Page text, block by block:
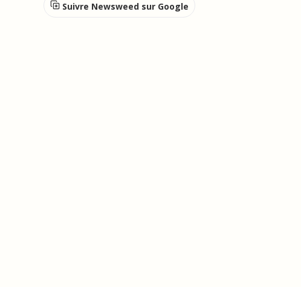
Suivre Newsweed sur Google